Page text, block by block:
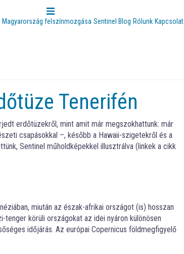
Magyarország felszínmozgása Sentinel Blog Rólunk Kapcsolat
Tenerifén
erdőtüzekről, mint amit már megszokhattunk: már
csapásokkal –, később a Hawaii-szigetekről és a
Sentinel műholdképekkel illusztrálva (linkek a cikk
miután az észak-afrikai országot (is) hosszan
körüli országokat az idei nyáron különösen
időjárás. Az európai Copernicus földmegfigyelő